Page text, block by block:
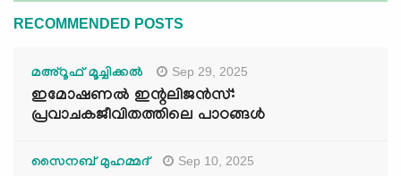
RECOMMENDED POSTS
മഅ്റൂഫ് മൂച്ചിക്കല്‍ Sep 29, 2025
ഇമോഷണൽ ഇന്റലിജൻസ്:
പ്രവാചകജീവിതത്തിലെ പാഠങ്ങൾ
സൈനബ് മുഹമ്മദ് Sep 10, 2025